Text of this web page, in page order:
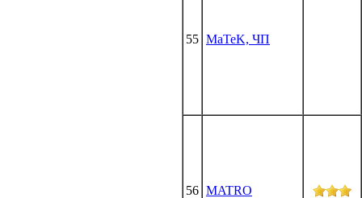
55 MaTeK, ЧП
56 MATRO